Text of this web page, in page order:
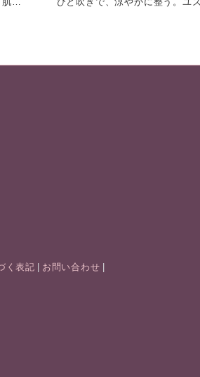
く表記 お問い合わせ